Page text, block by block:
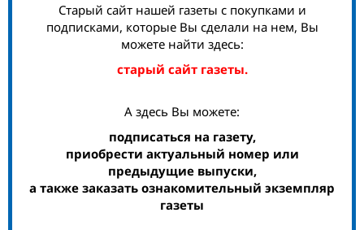
Старый сайт нашей газеты с покупками и
подписками, которые Вы сделали на нем, Вы
можете найти здесь:
старый сайт газеты.
А здесь Вы можете:
подписаться на газету,
приобрести актуальный номер или
предыдущие выпуски,
а также заказать ознакомительный экземпляр
газеты